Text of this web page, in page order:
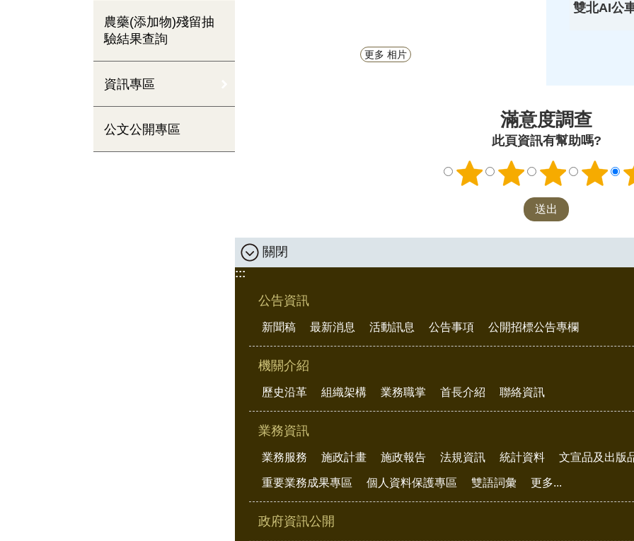
農藥(添加物)殘留抽
驗結果查詢
資訊專區
公文公開專區
更多 相片
雙北AI公
滿意度調查
此頁資訊有幫助嗎?
關閉
:::
公告資訊
新聞稿 最新消息 活動訊息 公告事項 公開招標公告專欄
機關介紹
歷史沿革 組織架構 業務職掌 首長介紹 聯絡資訊
業務資訊
業務服務 施政計畫 施政報告 法規資訊 統計資料 文宣品及出版
重要業務成果專區 個人資料保護專區 雙語詞彙 更多...
政府資訊公開